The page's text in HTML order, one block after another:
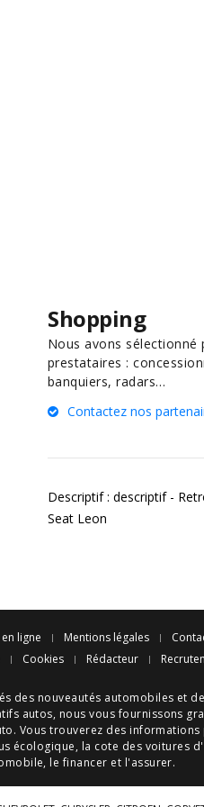
Shopping
Nous avons sélectionné
prestataires :
banquiers, radars…
Contactez nos
Descriptif : descriptif -
Seat Leon
ligne Mentions légales
Cookies Rédacteur
des nouveautés automobiles et
autos, nous vous fournissons
. Vous trouverez des
écologique, la cote des voitures
, le financer et l'assurer.